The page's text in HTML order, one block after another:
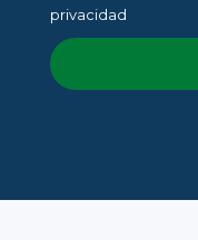
privacidad